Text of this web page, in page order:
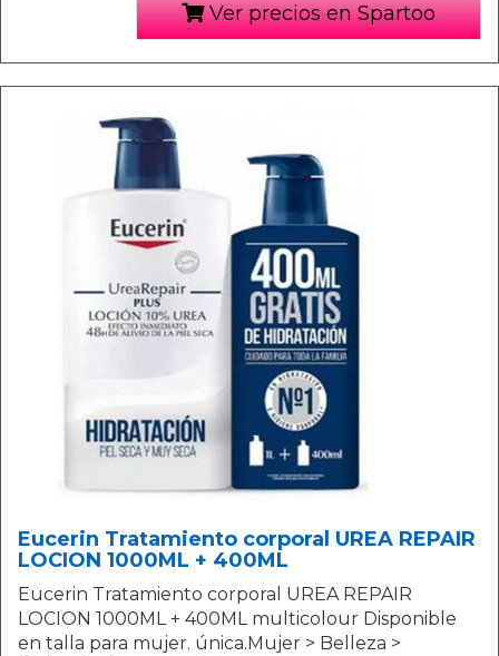
Ver precios en Spartoo
Eucerin Tratamiento corporal UREA REPAIR
LOCION 1000ML + 400ML
Eucerin Tratamiento corporal UREA REPAIR
LOCION 1000ML + 400ML multicolour Disponible
en talla para mujer. única.Mujer > Belleza >